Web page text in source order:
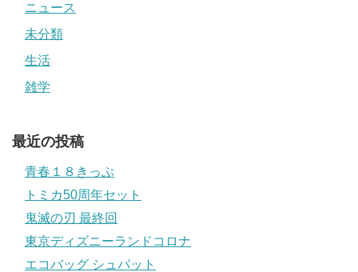
ニュース
未分類
生活
雑学
最近の投稿
青春１８きっぷ
トミカ50周年セット
鬼滅の刃 最終回
東京ディズニーランドコロナ
エコバッグ シュパット